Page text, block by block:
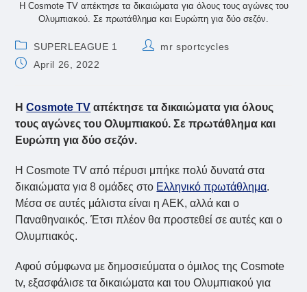
Η Cosmote TV απέκτησε τα δικαιώματα για όλους τους αγώνες του
Ολυμπιακού. Σε πρωτάθλημα και Ευρώπη για δύο σεζόν.
Post
category:
SUPERLEAGUE 1
Postmr sportcycles
PostApril 26, 2022
ΗCosmote TV απέκτησε τα δικαιώματα για όλους
τους αγώνες του Ολυμπιακού. Σε πρωτάθλημα και
Ευρώπη για δύο σεζόν.
Η Cosmote TV από πέρυσι μπήκε πολύ δυνατά στα
δικαιώματα για 8 ομάδες στο Ελληνικό πρωτάθλημα.
Μέσα σε αυτές μάλιστα είναι η ΑΕΚ, αλλά και ο
Παναθηναικός. Έτσι πλέον θα προστεθεί σε αυτές και ο
Ολυμπιακός.
Αφού σύμφωνα με δημοσιεύματα ο όμιλος της Cosmote
tv, εξασφάλισε τα δικαιώματα και του Ολυμπιακού για